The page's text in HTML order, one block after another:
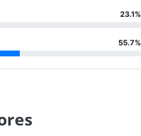
23.1%
55.7%